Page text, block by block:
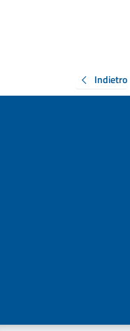
Indietro